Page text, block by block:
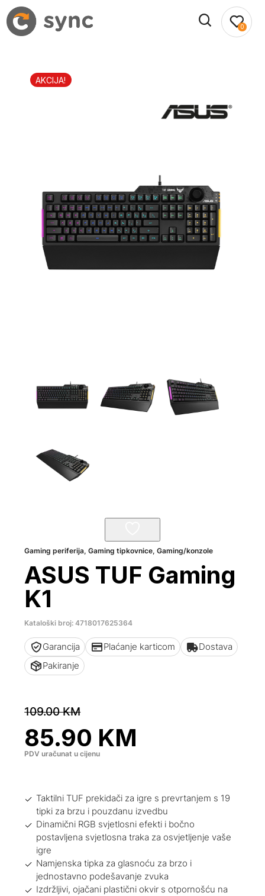
0
AKCIJA!
Gaming periferija,Gaming tipkovnice,Gaming/konzole
ASUS TUF Gaming
K1
Kataloški broj: 4718017625364
Garancija Plaćanje karticom
Dostava
Pakiranje
109.00KM
85.90 KM
PDV uračunat u cijenu
Taktilni TUF prekidači za igre s prevrtanjem s 19
tipki za brzu i pouzdanu izvedbu
Dinamični RGB svjetlosni efekti i bočno
postavljena svjetlosna traka za osvjetljenje vaše
igre
Namjenska tipka za glasnoću za brzo i
jednostavno podešavanje zvuka
Izdržljivi, ojačani plastični okvir s otpornošću na